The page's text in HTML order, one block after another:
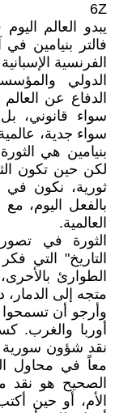
6Z
يبدو العالم
فالتر بنيامين
الدولي
الدفاع عن
سواء قانوني،
سواء جدية،
بنيامين هي
لكن حين تكون
ثورية، نكون
بالفعل اليوم،
العالمية.
الثورة في
التاريخ" التي
الطوارئ
متجه إلى
وأرجو أن
أوربا والغرب.
نقد شؤون سورية
معاً في محاول
الصحيح هو نقد
الأم، أو حين